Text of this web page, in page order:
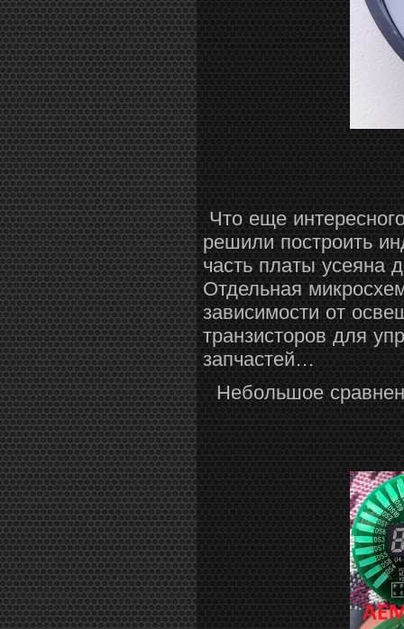
Что еще
решили построить
часть платы усеяна
Отдельная
зависимости от
транзисторов для
запчастей…
Небольшое